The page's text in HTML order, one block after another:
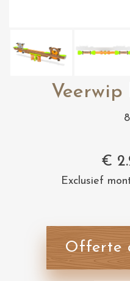
Veerwip
€
Exclusief
Offerte